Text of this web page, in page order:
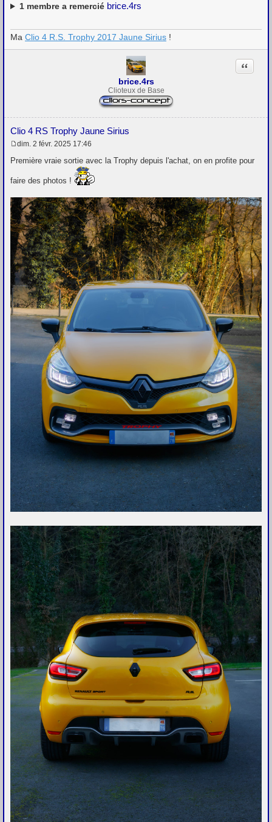
1membre a remercié brice.4rs
Ma Clio 4 R.S. Trophy 2017 Jaune Sirius !
brice.4rs
Clioteux de Base
Clio 4 RS Trophy Jaune Sirius
Citation
e
s
a
e
dim. 2 févr. 2025 17:46
Première vraie sortie avec la Trophy depuis l'achat, on en profite pour
faire des photos !